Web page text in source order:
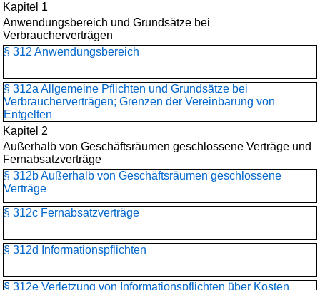
Kapitel 1
Anwendungsbereich und Grundsätze bei
Verbraucherverträgen
§ 312 Anwendungsbereich
§ 312a Allgemeine Pflichten und Grundsätze bei
Verbraucherverträgen; Grenzen der Vereinbarung von
Entgelten
Kapitel 2
Außerhalb von Geschäftsräumen geschlossene Verträge und
Fernabsatzverträge
§ 312b Außerhalb von Geschäftsräumen geschlossene
Verträge
§ 312c Fernabsatzverträge
§ 312d Informationspflichten
§ 312e Verletzung von Informationspflichten über Kosten